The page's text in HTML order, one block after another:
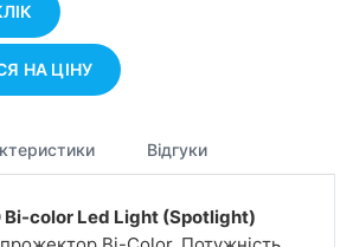
НА ЦІНУ
Відгуки
Bi-color Led Light (Spotlight)